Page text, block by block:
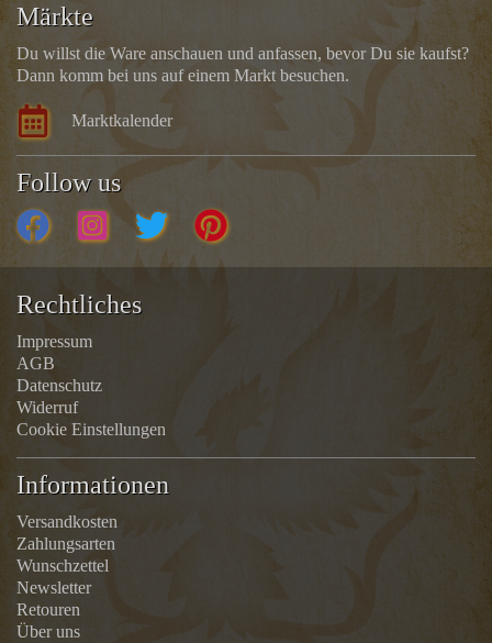
Märkte
Du willst die Ware anschauen und anfassen, bevor Du sie kaufst?
Dann komm bei uns auf einem Markt besuchen.
Marktkalender
Follow us
Rechtliches
Impressum
AGB
Datenschutz
Widerruf
Cookie Einstellungen
Informationen
Versandkosten
Zahlungsarten
Wunschzettel
Newsletter
Retouren
Über uns